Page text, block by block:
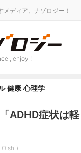
ディア、ナゾロジー！
, enjoy !
健康 心理学
ADHD症状は
Oishi